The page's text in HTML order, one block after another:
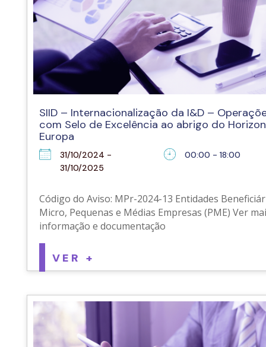
SIID – Internacionalização da I&D –
com Selo de Excelência ao abrigo do
Europa
31/10/2024 -
31/10/2025
00:00 - 18:00
Código do Aviso: MPr-2024-13 Entidades
Micro, Pequenas e Médias Empresas (PME) Ver
informação e documentação
VER +